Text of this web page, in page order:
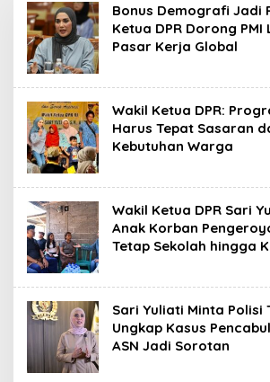
Bonus Demografi Jadi
Ketua DPR Dorong PMI
Pasar Kerja Global
Wakil Ketua DPR:
Harus Tepat Sasaran
Kebutuhan Warga
Wakil Ketua DPR Sari
Anak Korban
Tetap Sekolah hingga
Sari Yuliati Minta Polisi
Ungkap Kasus
ASN Jadi Sorotan